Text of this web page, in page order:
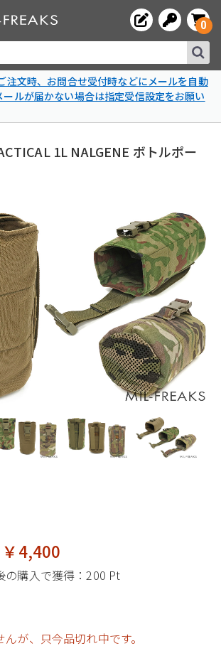
0
注文時、お問合せ受付時などにメールを自動
ルが届かない場合は指定受信設定をお願い
1L NALGENE ボトルポー
￥4,400
の購入で獲得：200 Pt
が、只今品切れ中です。